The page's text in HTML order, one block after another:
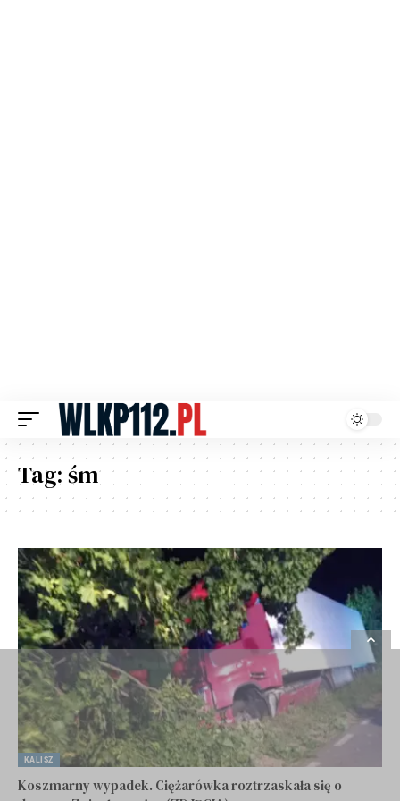
Tag:śm
KALISZ
Koszmarny wypadek. Ciężarówka roztrzaskała się o